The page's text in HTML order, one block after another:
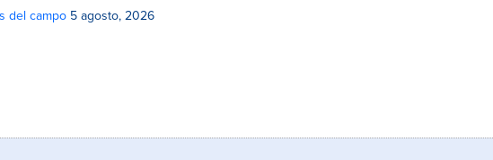
del campo 5 agosto, 2026